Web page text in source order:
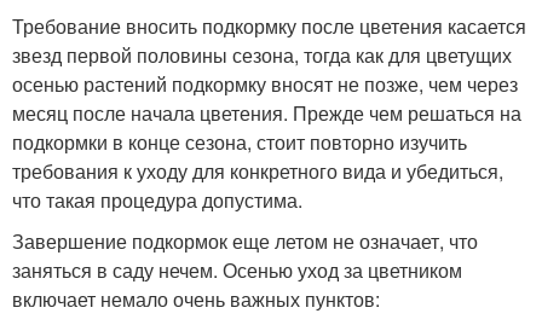
Требование вносить подкормку после цветения касается
звезд первой половины сезона, тогда как для цветущих
осенью растений подкормку вносят не позже, чем через
месяц после начала цветения. Прежде чем решаться на
подкормки в конце сезона, стоит повторно изучить
требования к уходу для конкретного вида и убедиться,
что такая процедура допустима.
Завершение подкормок еще летом не означает, что
заняться в саду нечем. Осенью уход за цветником
включает немало очень важных пунктов: